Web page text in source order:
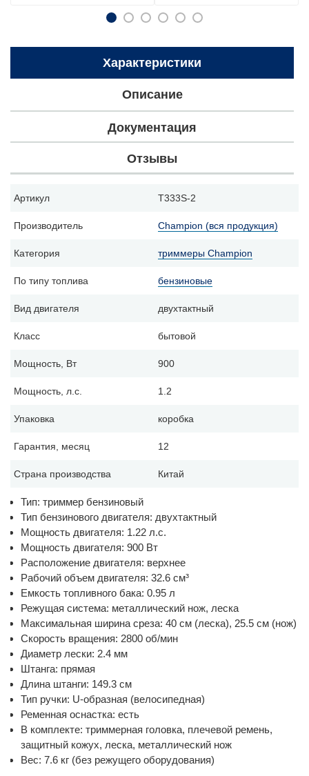
Характеристики
Описание
Документация
Отзывы
Артикул T333S-2
Производитель Champion (вся продукция)
Категория триммеры Champion
По типу топлива бензиновые
Вид двигателя двухтактный
Класс бытовой
Мощность, Вт 900
Мощность, л.с. 1.2
Упаковка коробка
Гарантия, месяц 12
Страна производства Китай
Тип: триммер бензиновый
Тип бензинового двигателя: двухтактный
Мощность двигателя: 1.22 л.с.
Мощность двигателя: 900 Вт
Расположение двигателя: верхнее
Рабочий объем двигателя: 32.6 см³
Емкость топливного бака: 0.95 л
Режущая система: металлический нож, леска
Максимальная ширина среза: 40 см (леска), 25.5 см (нож)
Скорость вращения: 2800 об/мин
Диаметр лески: 2.4 мм
Штанга: прямая
Длина штанги: 149.3 см
Тип ручки: U-образная (велосипедная)
Ременная оснастка: есть
В комплекте: триммерная головка, плечевой ремень,
защитный кожух, леска, металлический нож
Вес: 7.6 кг (без режущего оборудования)